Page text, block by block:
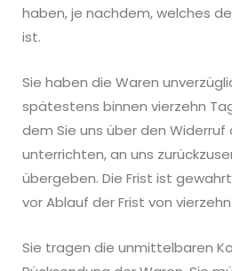
haben, je nachdem, welches
ist.
Sie haben die Waren
spätestens binnen vierzehn
dem Sie uns über den
unterrichten, an uns
übergeben. Die Frist ist
vor Ablauf der Frist von
Sie tragen die unmittelbaren